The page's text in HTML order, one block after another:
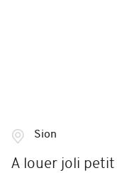
Sion
A louer joli